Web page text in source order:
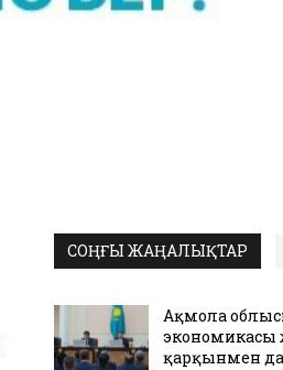
СОҢҒЫ ЖАҢАЛЫҚТАР
Ақмола
экономикасы
қарқынмен